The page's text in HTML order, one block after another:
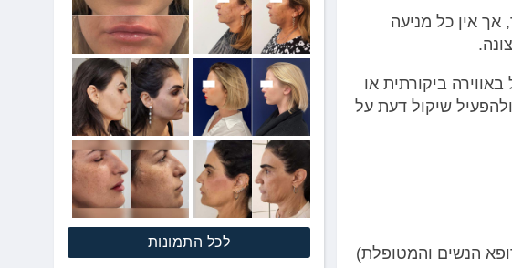
אך אין כל מניעה
ביקורתית או
שיקול דעת על
הנשים והמטופלת)
לכל התמונות